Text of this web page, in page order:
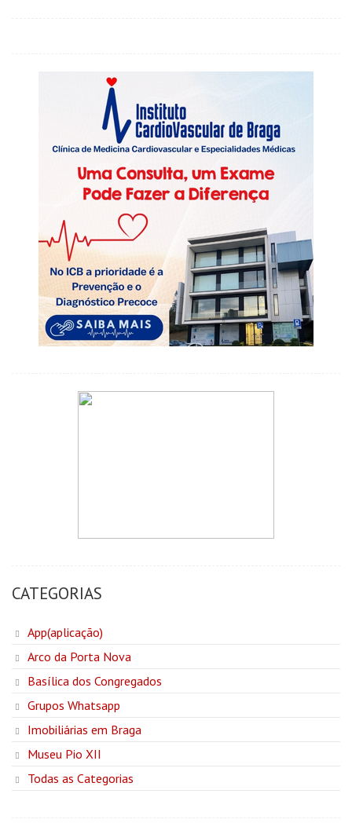
CATEGORIAS
App(aplicação)
Arco da Porta Nova
Basílica dos Congregados
Grupos Whatsapp
Imobiliárias em Braga
Museu Pio XII
Todas as Categorias